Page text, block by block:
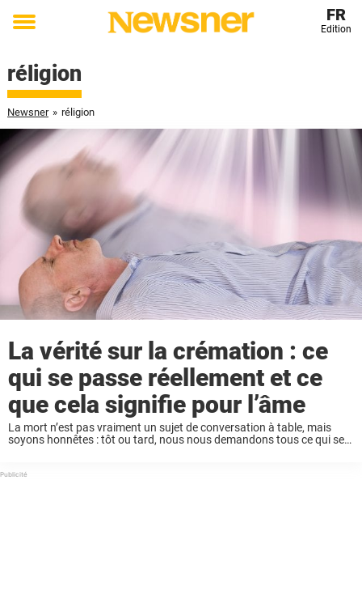
Toggle
FR
Edition
réligion
Newsner » réligion
La vérité sur la crémation : ce
qui se passe réellement et ce
que cela signifie pour l’âme
La mort n’est pas vraiment un sujet de conversation à table, mais
soyons honnêtes : tôt ou tard, nous nous demandons tous ce qui se